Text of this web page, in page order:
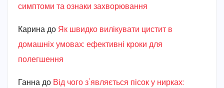
симптоми та ознаки захворювання
Карина до Як швидко вилікувати цистит в
домашніх умовах: ефективні кроки для
полегшення
Ганна до Від чого з’являється пісок у нирках: